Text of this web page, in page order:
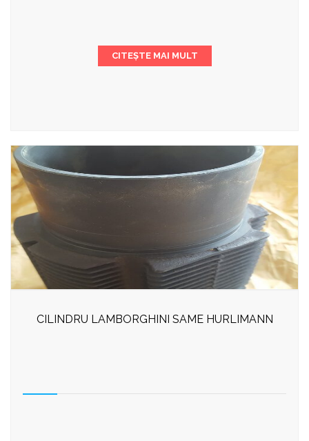
CITEȘTE MAI MULT
CILINDRU LAMBORGHINI SAME HURLIMANN